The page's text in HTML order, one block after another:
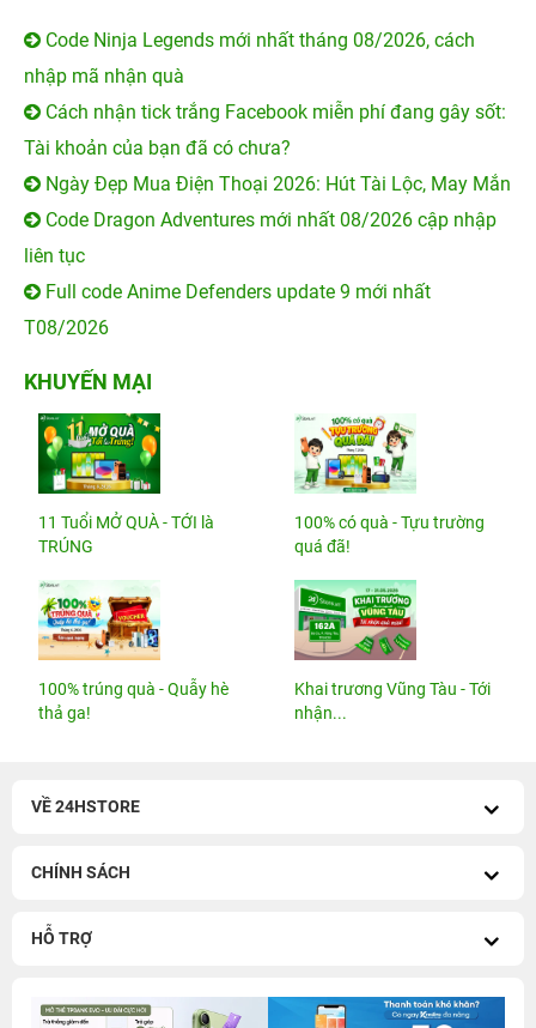
Code Ninja Legends mới nhất tháng 08/2026, cách
nhập mã nhận quà
Cách nhận tick trắng Facebook miễn phí đang gây sốt:
Tài khoản của bạn đã có chưa?
Ngày Đẹp Mua Điện Thoại 2026: Hút Tài Lộc, May Mắn
Code Dragon Adventures mới nhất 08/2026 cập nhập
liên tục
Full code Anime Defenders update 9 mới nhất
T08/2026
KHUYẾN MẠI
11 Tuổi MỞ QUÀ - TỚI là
TRÚNG
100% có quà - Tựu trường
quá đã!
100% trúng quà - Quẫy hè
thả ga!
Khai trương Vũng Tàu - Tới
nhận...
VỀ 24HSTORE
CHÍNH SÁCH
HỖ TRỢ